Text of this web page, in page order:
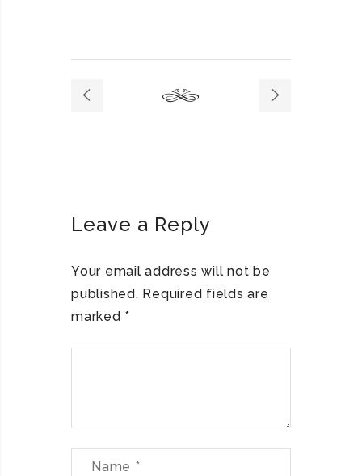
Leave a Reply
Your email address will not be
published. Required fields are
marked *